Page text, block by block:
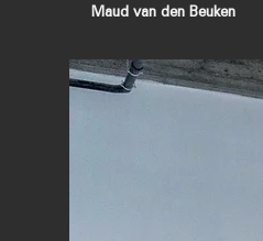
Maud van den Beuken